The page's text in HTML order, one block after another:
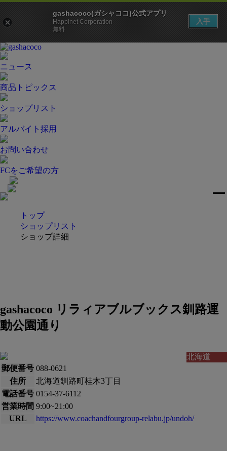
gashacoco(ガシャココ)公式アプリ
Happinet Corporation
無料
入手
ニュース
商品トピックス
ショップリスト
アルバイト採用
お問い合わせ
FCをご希望の方
トップ
ショップリスト
ショップ詳細
gashacoco リラィアブルブックス釧路運
動公園通り
北海道
郵便番号 088-0621
住所
北海道釧路町桂木3丁目
電話番号 0154-37-6112
営業時間 9:00~21:00
URL
https://www.coachandfourgroup-relabu.jp/undoh/